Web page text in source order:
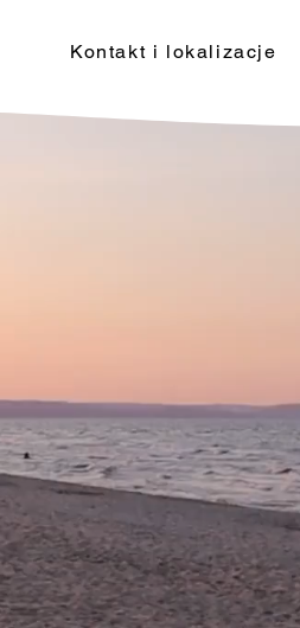
Kontakt i lokalizacje